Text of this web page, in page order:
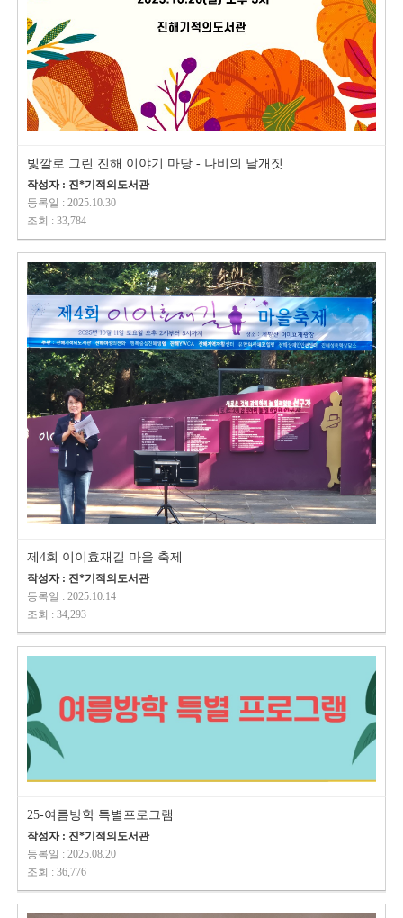
빛깔로 그린 진해 이야기 마당 - 나비의 날개짓
작성자 : 진*기적의도서관
등록일 : 2025.10.30
조회 : 33,784
제4회 이이효재길 마을 축제
작성자 : 진*기적의도서관
등록일 : 2025.10.14
조회 : 34,293
25-여름방학 특별프로그램
작성자 : 진*기적의도서관
등록일 : 2025.08.20
조회 : 36,776